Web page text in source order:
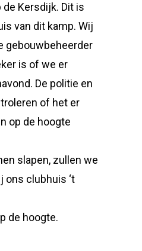
Kersdijk. Dit is
van dit kamp. Wij
gebouwbeheerder
is of we er
De politie en
of het er
op de hoogte
slapen, zullen we
ons clubhuis ‘t
de hoogte.